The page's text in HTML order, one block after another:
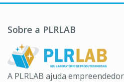
Sobre a PLRLAB
A PLRLAB ajuda